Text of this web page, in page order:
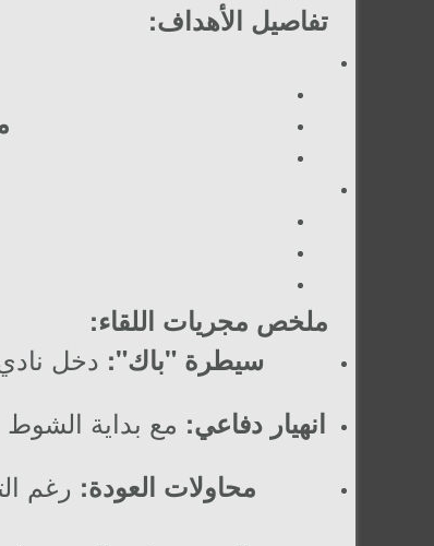
تفاصيل الأهداف:
ملخص مجريات اللقاء:
سيطرة "باك": دخل
انهيار دفاعي: مع بداية
محاولات العودة: رغم